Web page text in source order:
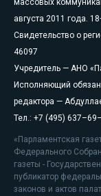
массовых
августа 2011 года.
Свидетельство о
46097
Учредитель — АНО
Исполняющий
редактора —
Тел.: +7 (495)
«Парламентская
Федерального
газеты -
публикатор
законов и актов